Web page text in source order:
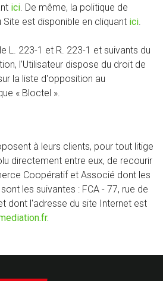
ici . De même, la politique de
est disponible en cliquant ici
L. 223-1 et R. 223-1 et suivants du
l’Utilisateur dispose du droit de
la liste d'opposition au
« Bloctel ».
à leurs clients, pour tout litige
directement entre eux, de recourir
Coopératif et Associé dont les
les suivantes : FCA - 77, rue de
dont l'adresse du site Internet est